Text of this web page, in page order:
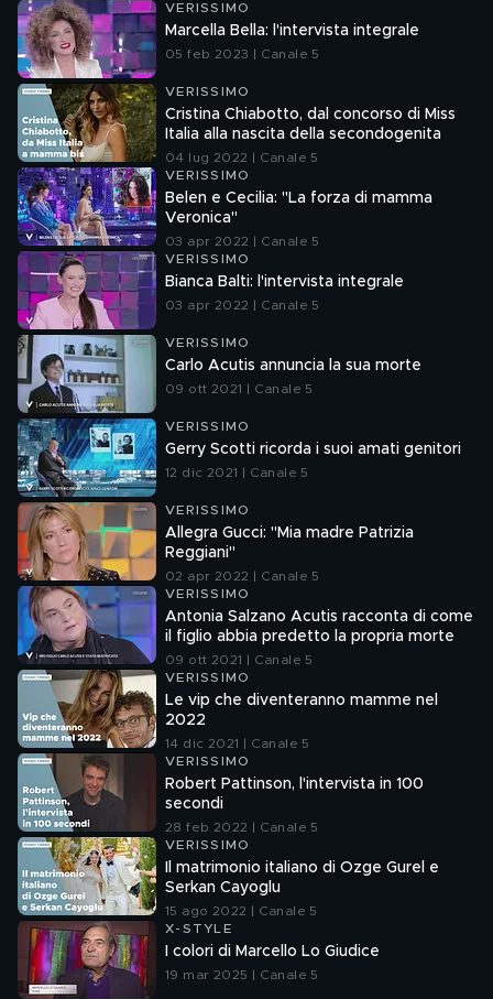
VERISSIMO
Marcella Bella: l'intervista integrale
05 feb 2023 | Canale 5
VERISSIMO
Cristina Chiabotto, dal concorso di Miss
Italia alla nascita della secondogenita
04 lug 2022 | Canale 5
VERISSIMO
Belen e Cecilia: "La forza di mamma
Veronica"
03 apr 2022 | Canale 5
VERISSIMO
Bianca Balti: l'intervista integrale
03 apr 2022 | Canale 5
VERISSIMO
Carlo Acutis annuncia la sua morte
09 ott 2021 | Canale 5
VERISSIMO
Gerry Scotti ricorda i suoi amati genitori
12 dic 2021 | Canale 5
VERISSIMO
Allegra Gucci: "Mia madre Patrizia
Reggiani"
02 apr 2022 | Canale 5
VERISSIMO
Antonia Salzano Acutis racconta di come
il figlio abbia predetto la propria morte
09 ott 2021 | Canale 5
VERISSIMO
Le vip che diventeranno mamme nel
2022
14 dic 2021 | Canale 5
VERISSIMO
Robert Pattinson, l'intervista in 100
secondi
28 feb 2022 | Canale 5
VERISSIMO
Il matrimonio italiano di Ozge Gurel e
Serkan Cayoglu
15 ago 2022 | Canale 5
X-STYLE
I colori di Marcello Lo Giudice
19 mar 2025 | Canale 5